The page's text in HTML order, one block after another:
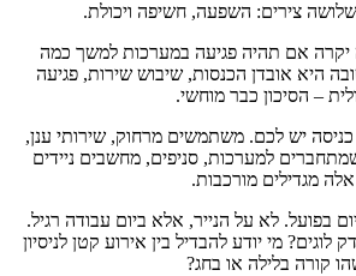
צירים: השפעה, חשיפה ויכולת.
אם תהיה פגיעה במערכות למשך כמה
היא אובדן הכנסות, שיבוש שירות, פגיעה
– הסיכון כבר מוחשי.
יש לכם. משתמשים מרחוק, שירותי ענן,
למערכות, סניפים, מחשבים ניידים
מגדילים מורכבות.
בפועל. לא על הנייר, אלא ביום עבודה רגיל.
מי יודע להבדיל בין אירוע קטן לניסיון
קורה בלילה או בחג?